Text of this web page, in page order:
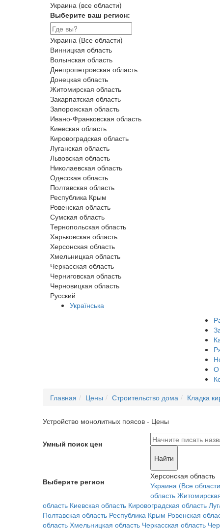
Украина (все области)
Выберите ваш регион:
Украина (Все области)
Винницкая область
Волынская область
Днепропетровская область
Донецкая область
Житомирская область
Закарпатская область
Запорожская область
Ивано-Франковская область
Киевская область
Кировоградская область
Луганская область
Львовская область
Николаевская область
Одесская область
Полтавская область
Республика Крым
Ровенская область
Сумская область
Тернопольская область
Харьковская область
Херсонская область
Хмельницкая область
Черкасская область
Черниговская область
Черновицкая область
Русский
Українська
О
Главная
Цены Строительство дома Кладка
Устройство монолитных поясов - Цены
Умный поиск цен
Найти
Выберите регион
Херсонская область
Украина (Все
область
область Киевская область Кировоградская область
Полтавская область Республика Крым Ровенская
область Хмельницкая область Черкасская область